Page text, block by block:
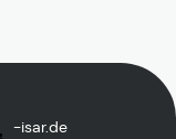
ed.rasi-